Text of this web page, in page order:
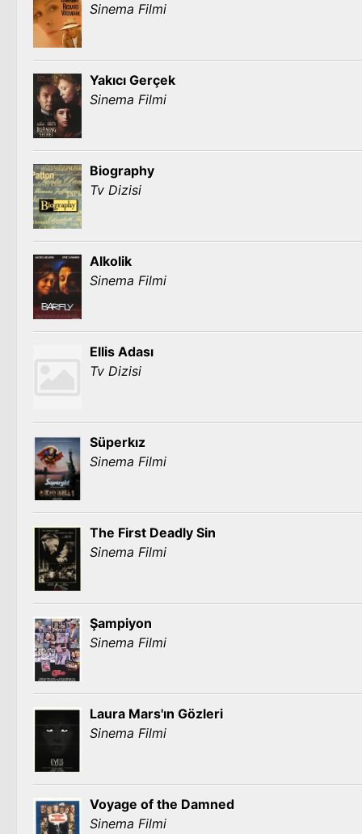
Sinema Filmi
Yakıcı Gerçek
Sinema Filmi
Biography
Tv Dizisi
Alkolik
Sinema Filmi
Ellis Adası
Tv Dizisi
Süperkız
Sinema Filmi
The First Deadly Sin
Sinema Filmi
Şampiyon
Sinema Filmi
Laura Mars'ın Gözleri
Sinema Filmi
Voyage of the Damned
Sinema Filmi